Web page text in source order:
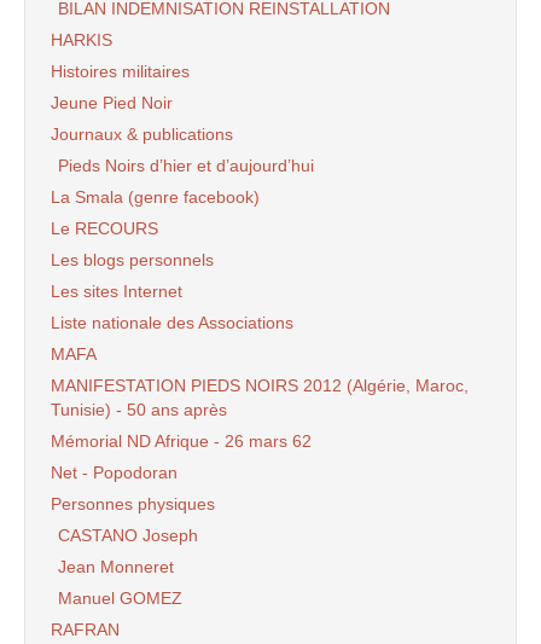
BILAN INDEMNISATION REINSTALLATION
HARKIS
Histoires militaires
Jeune Pied Noir
Journaux & publications
Pieds Noirs d’hier et d’aujourd’hui
La Smala (genre facebook)
Le RECOURS
Les blogs personnels
Les sites Internet
Liste nationale des Associations
MAFA
MANIFESTATION PIEDS NOIRS 2012 (Algérie, Maroc,
Tunisie) - 50 ans après
Mémorial ND Afrique - 26 mars 62
Net - Popodoran
Personnes physiques
CASTANO Joseph
Jean Monneret
Manuel GOMEZ
RAFRAN